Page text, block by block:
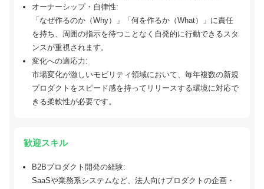
オーナーシップ・自律性:
「なぜ作るのか（Why）」「何を作るか（What）」に責任
を持ち、周囲の指示を待つことなく自発的に行動できるスタ
ンスが重視されます。
変化への適応力:
市場変化が激しいモビリティ領域において、毎年複数の新規
プロダクトをスピード感を持ってリリースする環境に対応で
きる柔軟性が必要です。
歓迎スキル
B2Bプロダクト開発の経験:
SaaSや業務系システムなど、法人向けプロダクトの企画・